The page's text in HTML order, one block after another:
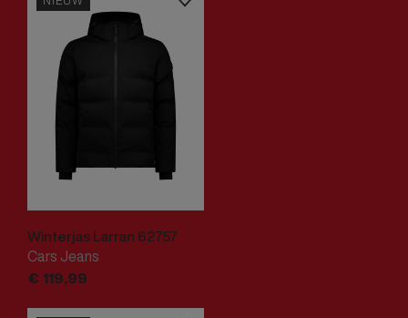
Winterjas Larran 62757
Cars Jeans
€ 119,99